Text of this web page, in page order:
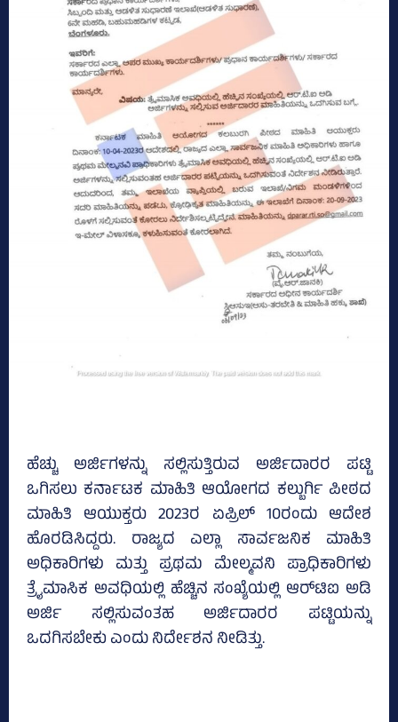
ಹೆಚ್ಚು ಅರ್ಜಿಗಳನ್ನು ಸಲ್ಲಿಸುತ್ತಿರುವ ಅರ್ಜಿದಾರರ ಪಟ್ಟಿ
ಒಗಿಸಲು ಕರ್ನಾಟಕ ಮಾಹಿತಿ ಆಯೋಗದ ಕಲ್ಬುರ್ಗಿ ಪೀಠದ
ಮಾಹಿತಿ ಆಯುಕ್ತರು 2023ರ ಏಪ್ರಿಲ್‌ 10ರಂದು ಆದೇಶ
ಹೊರಡಿಸಿದ್ದರು. ರಾಜ್ಯದ ಎಲ್ಲಾ ಸಾರ್ವಜನಿಕ ಮಾಹಿತಿ
ಅಧಿಕಾರಿಗಳು ಮತ್ತು ಪ್ರಥಮ ಮೇಲ್ಮವನಿ ಪ್ರಾಧಿಕಾರಿಗಳು
ತ್ರೈಮಾಸಿಕ ಅವಧಿಯಲ್ಲಿ ಹೆಚ್ಚಿನ ಸಂಖ್ಯೆಯಲ್ಲಿ ಆರ್‌ಟಿಐ ಅಡಿ
ಅರ್ಜಿ ಸಲ್ಲಿಸುವಂತಹ ಅರ್ಜಿದಾರರ ಪಟ್ಟಿಯನ್ನು
ಒದಗಿಸಬೇಕು ಎಂದು ನಿರ್ದೇಶನ ನೀಡಿತ್ತು.